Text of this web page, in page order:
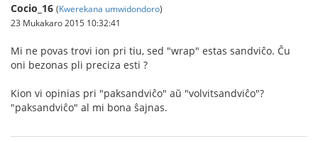
Cocio_16 (Kwerekana umwidondoro)
23 Mukakaro 2015 10:32:41
Mi ne povas trovi ion pri tiu, sed "wrap" estas sandviĉo. Ĉu
oni bezonas pli preciza esti ?
Kion vi opinias pri "paksandviĉo" aŭ "volvitsandviĉo"?
"paksandviĉo" al mi bona ŝajnas.